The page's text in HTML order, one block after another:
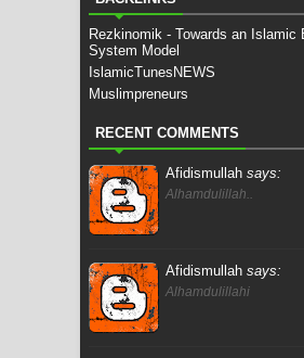
Rezkinomik - Towards an Islamic
System Model
IslamicTunesNEWS
Muslimpreneurs
RECENT COMMENTS
Afidismullah says:
Alhamdulillah..
Afidismullah says:
Alhamdulillahi